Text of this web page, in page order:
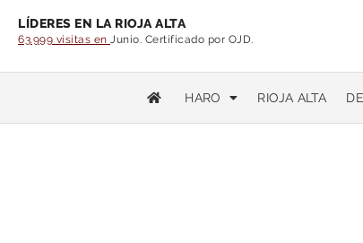
LÍDERES EN LA RIOJA ALTA
63.999 visitas en Junio. Certificado por OJD.
HARO RIOJA ALTA